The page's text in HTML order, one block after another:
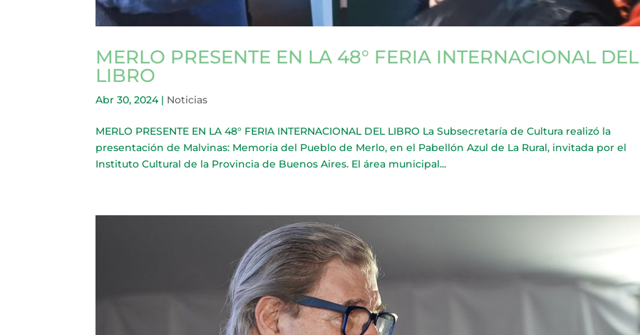
MERLO PRESENTE EN LA 48° FERIA INTERNACIONAL DEL
LIBRO
Abr 30, 2024| Noticias
MERLO PRESENTE EN LA 48° FERIA INTERNACIONAL DEL LIBRO La Subsecretaría de Cultura realizó la
presentación de Malvinas: Memoria del Pueblo de Merlo, en el Pabellón Azul de La Rural, invitada por el
Instituto Cultural de la Provincia de Buenos Aires. El área municipal...